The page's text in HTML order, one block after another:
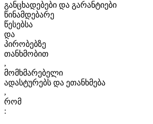
განცხადებები და გარანტიები
წინამდებარე
წესებსა
და
პირობებზე
თანხმობით
,
მომხმარებელი
ადასტურებს და ეთანხმება
,
რომ
: